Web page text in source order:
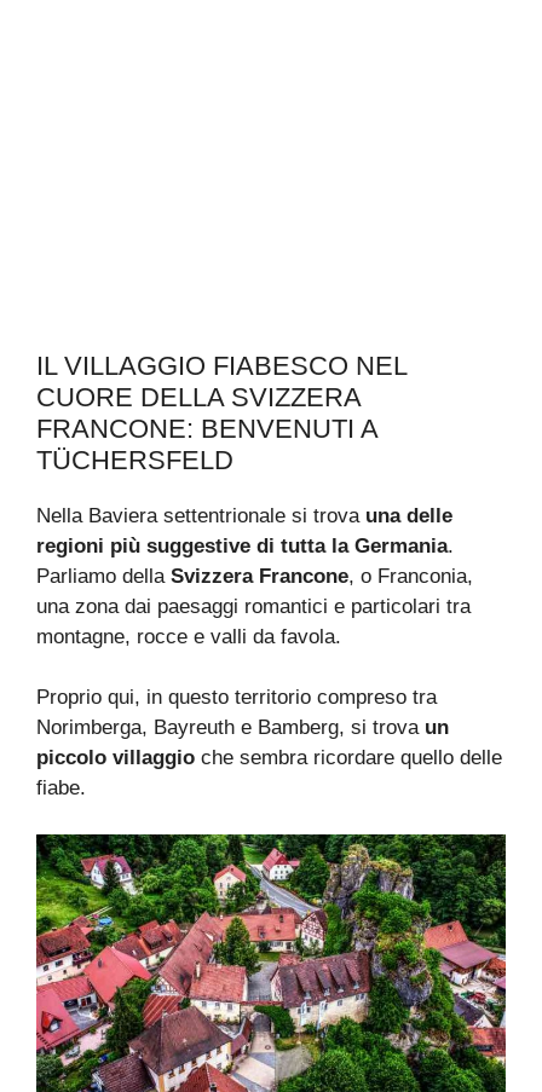
IL VILLAGGIO FIABESCO NEL
CUORE DELLA SVIZZERA
FRANCONE: BENVENUTI A
TÜCHERSFELD
Nella Baviera settentrionale si trova una delle
regioni più suggestive di tutta la Germania.
Parliamo della Svizzera Francone, o Franconia,
una zona dai paesaggi romantici e particolari tra
montagne, rocce e valli da favola.
Proprio qui, in questo territorio compreso tra
Norimberga, Bayreuth e Bamberg, si trova un
piccolo villaggio che sembra ricordare quello delle
fiabe.